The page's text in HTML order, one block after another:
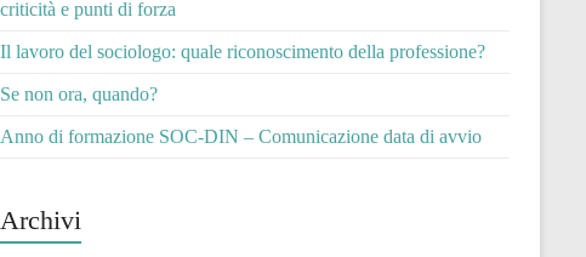
criticità e punti di forza
Il lavoro del sociologo: quale riconoscimento della professione?
Se non ora, quando?
Anno di formazione SOC-DIN – Comunicazione data di avvio
Archivi